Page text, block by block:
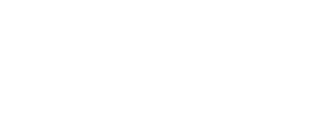
и центральным столом
столешницей, раковиной и
совместных трапез